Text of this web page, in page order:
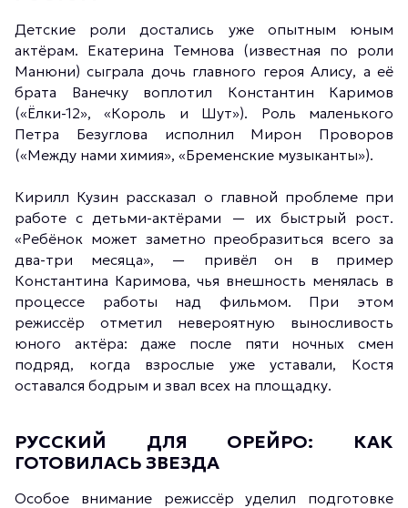
Детские роли достались уже опытным юным
актёрам. Екатерина Темнова (известная по роли
Манюни) сыграла дочь главного героя Алису, а её
брата Ванечку воплотил Константин Каримов
(«Ёлки-12», «Король и Шут»). Роль маленького
Петра Безуглова исполнил Мирон Проворов
(«Между нами химия», «Бременские музыканты»).
Кирилл Кузин рассказал о главной проблеме при
работе с детьми-актёрами — их быстрый рост.
«Ребёнок может заметно преобразиться всего за
два-три месяца», — привёл он в пример
Константина Каримова, чья внешность менялась в
процессе работы над фильмом. При этом
режиссёр отметил невероятную выносливость
юного актёра: даже после пяти ночных смен
подряд, когда взрослые уже уставали, Костя
оставался бодрым и звал всех на площадку.
РУССКИЙ ДЛЯ ОРЕЙРО: КАК
ГОТОВИЛАСЬ ЗВЕЗДА
Особое внимание режиссёр уделил подготовке